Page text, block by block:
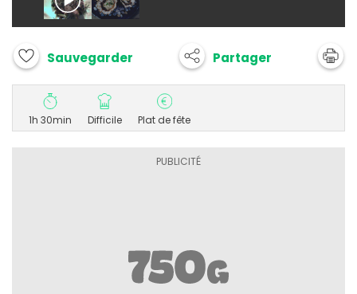
Sauvegarder Partager
1h 30min Difficile Plat de fête